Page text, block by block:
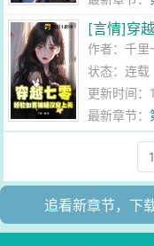
[言情]穿
作者：千里
状态：连载
更新时间
最新章节：
追看新章节，下